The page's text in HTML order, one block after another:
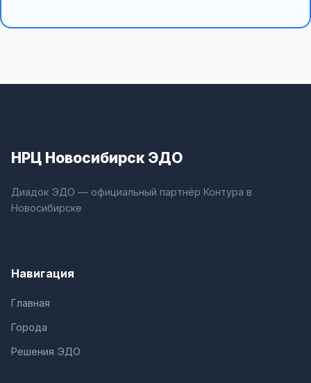
НРЦ Новосибирск ЭДО
Диадок ЭДО — официальный партнёр Контура в
Новосибирске
Навигация
Главная
Города
Решения ЭДО